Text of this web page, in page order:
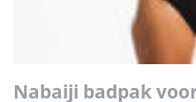
nabaiji badpak voor aquafitness lena